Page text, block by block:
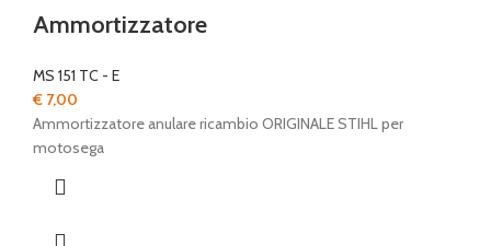
Ammortizzatore
MS 151 TC - E
€ 7,00
Ammortizzatore anulare ricambio ORIGINALE STIHL per
motosega